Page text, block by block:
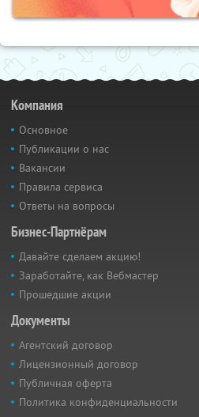
Компания
Основное
Публикации о нас
Вакансии
Правила сервиса
Ответы на вопросы
Бизнес-Партнёрам
Давайте сделаем акцию!
Заработайте, как Вебмастер
Прошедшие акции
Документы
Агентский договор
Лицензионный договор
Публичная оферта
Политика конфиденциальности